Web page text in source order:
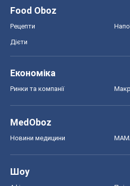
Food Oboz
Рецепти
Дієти
Економіка
Ринки та компанії
MedOboz
Новини медицини
Шоу